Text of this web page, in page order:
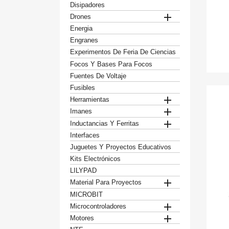
Disipadores
Drones

Energia
Engranes
Experimentos De Feria De Ciencias
Focos Y Bases Para Focos
Fuentes De Voltaje
Fusibles
Herramientas

Imanes 
Inductancias Y Ferritas 
Interfaces
Juguetes Y Proyectos Educativos
Kits Electrónicos
LILYPAD
Material Para Proyectos

MICROBIT
Microcontroladores

Motores 